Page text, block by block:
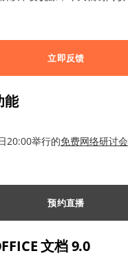
立即反馈
能
20:00举行的免费网络研讨会
预约直播
文档 9.0